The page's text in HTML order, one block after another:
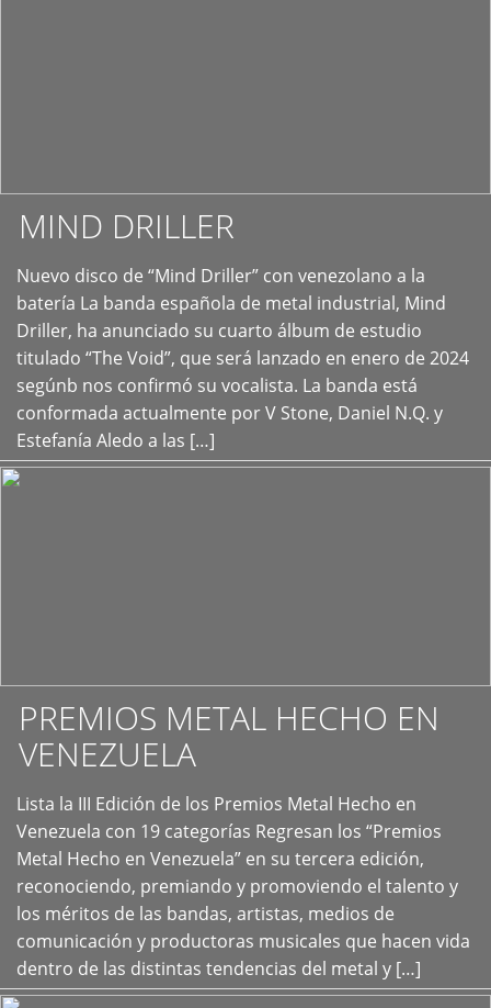
MIND DRILLER
Nuevo disco de “Mind Driller” con venezolano a la
batería La banda española de metal industrial, Mind
Driller, ha anunciado su cuarto álbum de estudio
titulado “The Void”, que será lanzado en enero de 2024
segúnb nos confirmó su vocalista. La banda está
conformada actualmente por V Stone, Daniel N.Q. y
Estefanía Aledo a las […]
+
PREMIOS METAL HECHO EN
VENEZUELA
Lista la III Edición de los Premios Metal Hecho en
Venezuela con 19 categorías Regresan los “Premios
Metal Hecho en Venezuela” en su tercera edición,
reconociendo, premiando y promoviendo el talento y
los méritos de las bandas, artistas, medios de
comunicación y productoras musicales que hacen vida
dentro de las distintas tendencias del metal y […]
+